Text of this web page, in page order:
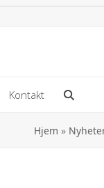
Kontakt
Hjem »